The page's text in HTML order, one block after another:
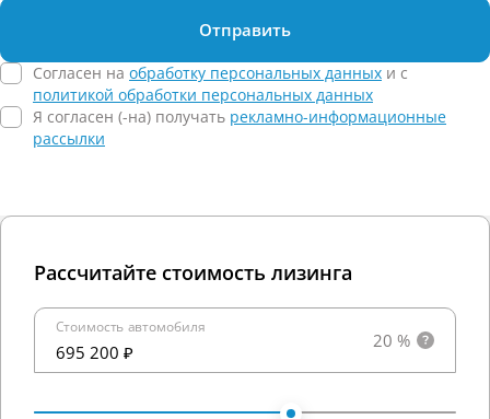
Отправить
Согласен на обработку персональных данных и c
политикой обработки персональных данных
Я согласен (-на) получать рекламно-информационные
рассылки
Рассчитайте стоимость лизинга
Стоимость автомобиля
695 200 ₽
20 %